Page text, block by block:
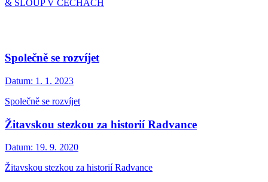
& SLOUP V ČECHÁCH
Společně se rozvíjet
Datum: 1. 1. 2023
Společně se rozvíjet
Žitavskou stezkou za historií Radvance
Datum: 19. 9. 2020
Žitavskou stezkou za historií Radvance